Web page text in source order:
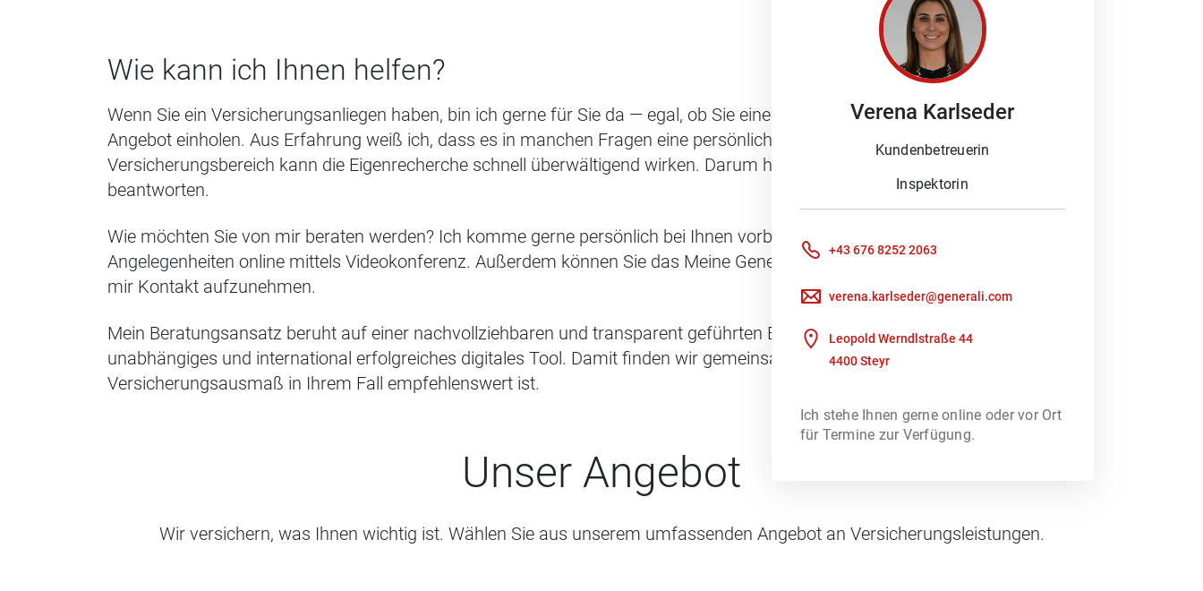
Verena Karlseder
Kundenbetreuerin
Inspektorin
+43 676 8252 2063
verena.karlseder@generali.com
Leopold Werndlstraße 44
4400 Steyr
Ich stehe Ihnen gerne online oder vor Ort
für Termine zur Verfügung.
Wie kann ich Ihnen helfen?
Wenn Sie ein Versicherungsanliegen haben, bin ich gerne für Sie da — egal, ob Sie einen Schaden melden möchten oder ein
Angebot einholen. Aus Erfahrung weiß ich, dass es in manchen Fragen eine persönliche Beratung braucht. Denn besonders im
Versicherungsbereich kann die Eigenrecherche schnell überwältigend wirken. Darum helfe ich Ihnen gerne, Ihre Fragen zu
beantworten.
Wie möchten Sie von mir beraten werden? Ich komme gerne persönlich bei Ihnen vorbei oder wir kümmern uns um Ihre
Angelegenheiten online mittels Videokonferenz. Außerdem können Sie das Meine Generali Kundenportal nutzen, um direkt mit
mir Kontakt aufzunehmen.
Mein Beratungsansatz beruht auf einer nachvollziehbaren und transparent geführten Bedarfsberatung – unterstützt durch ein
unabhängiges und international erfolgreiches digitales Tool. Damit finden wir gemeinsam heraus, welches
Versicherungsausmaß in Ihrem Fall empfehlenswert ist.
Unser Angebot
Wir versichern, was Ihnen wichtig ist. Wählen Sie aus unserem umfassenden Angebot an Versicherungsleistungen.